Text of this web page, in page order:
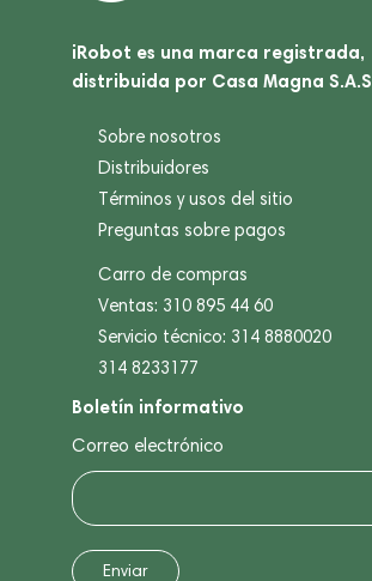
iRobot es una marca registrada,
distribuida por Casa Magna S.A.S
Sobre nosotros
Distribuidores
Términos y usos del sitio
Preguntas sobre pagos
Carro de compras
Ventas: 310 895 44 60
Servicio técnico: 314 8880020
314 8233177
Boletín informativo
Correo electrónico